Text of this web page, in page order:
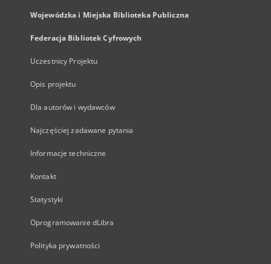
Wojewódzka i Miejska Biblioteka Publiczna
Federacja Bibliotek Cyfrowych
Uczestnicy Projektu
Opis projektu
Dla autorów i wydawców
Najczęściej zadawane pytania
Informacje techniczne
Kontakt
Statystyki
Oprogramowanie dLibra
Polityka prywatności